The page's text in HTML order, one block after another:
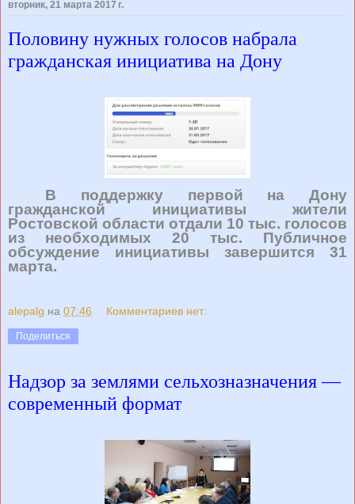
вторник, 21 марта 2017 г.
Половину нужных голосов набрала
гражданская инициатива на Дону
В поддержку первой на Дону
гражданской инициативы жители
Ростовской области отдали 10 тыс. голосов
из необходимых 20 тыс. Публичное
обсуждение инициативы завершится 31
марта.
alepalg на 07:46 Комментариев нет:
Поделиться
Надзор за землями сельхозназначения —
современный формат